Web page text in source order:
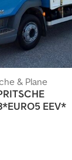
& Plane
EEV*